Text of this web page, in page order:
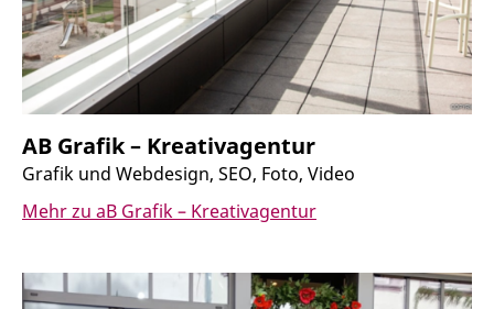
aB Grafik – Kreativagentur
Grafik und Webdesign, SEO, Foto, Video
Mehr zu aB Grafik – Kreativagentur